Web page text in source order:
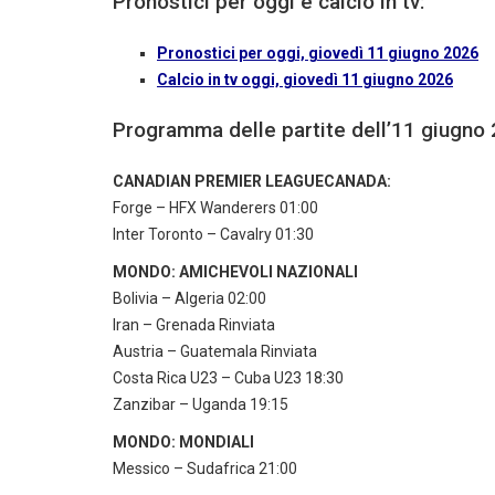
Pronostici per oggi, giovedì 11 giugno 2026
Calcio in tv oggi, giovedì 11 giugno 2026
Programma delle partite dell’11 giugno
CANADIAN PREMIER LEAGUECANADA:
Forge – HFX Wanderers 01:00
Inter Toronto – Cavalry 01:30
MONDO: AMICHEVOLI NAZIONALI
Bolivia – Algeria 02:00
Iran – Grenada Rinviata
Austria – Guatemala Rinviata
Costa Rica U23 – Cuba U23 18:30
Zanzibar – Uganda 19:15
MONDO: MONDIALI
Messico – Sudafrica 21:00